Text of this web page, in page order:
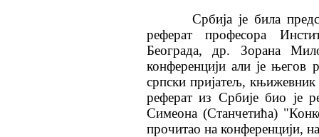
Србија је била
реферат професора
Београда, др. Зорана
конференцији али је његов
српски пријатељ,
реферат из Србије био је
Симеона (Станчетића)
прочитао на конференцији,